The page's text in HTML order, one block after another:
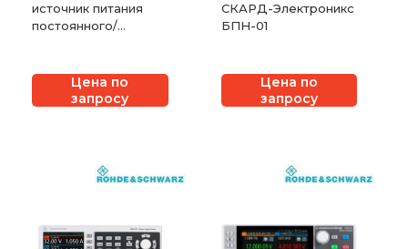
источник питания
постоянного/
Цена по
запросу
СКАРД-Электроникс
БПН-01
Цена по
запросу